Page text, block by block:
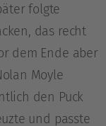
folgte
das recht
dem Ende aber
Moyle
den Puck
und passte